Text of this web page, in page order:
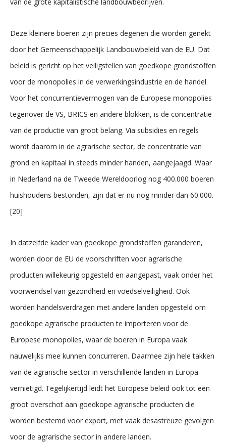
Deze kleinere boeren zijn precies degenen die worden genekt
door het Gemeenschappelijk Landbouwbeleid van de EU. Dat
beleid is gericht op het veiligstellen van goedkope grondstoffen
voor de monopolies in de verwerkingsindustrie en de handel.
Voor het concurrentievermogen van de Europese monopolies
tegenover de VS, BRICS en andere blokken, is de concentratie
van de productie van groot belang. Via subsidies en regels
wordt daarom in de agrarische sector, de concentratie van
grond en kapitaal in steeds minder handen, aangejaagd. Waar
in Nederland na de Tweede Wereldoorlog nog 400.000 boeren
huishoudens bestonden, zijn dat er nu nog minder dan 60.000.
[20]
In datzelfde kader van goedkope grondstoffen garanderen,
worden door de EU de voorschriften voor agrarische
producten willekeurig opgesteld en aangepast, vaak onder het
voorwendsel van gezondheid en voedselveiligheid. Ook
worden handelsverdragen met andere landen opgesteld om
goedkope agrarische producten te importeren voor de
Europese monopolies, waar de boeren in Europa vaak
nauwelijks mee kunnen concurreren. Daarmee zijn hele takken
van de agrarische sector in verschillende landen in Europa
vernietigd. Tegelijkertijd leidt het Europese beleid ook tot een
groot overschot aan goedkope agrarische producten die
worden bestemd voor export, met vaak desastreuze gevolgen
voor de agrarische sector in andere landen.